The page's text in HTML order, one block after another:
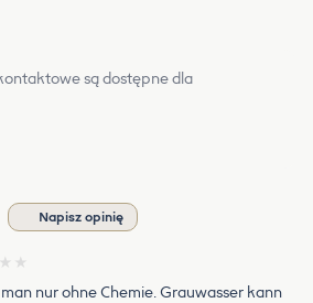
są dostępne dla
Napisz opinię
★ ★
nur ohne Chemie. Grauwasser kann